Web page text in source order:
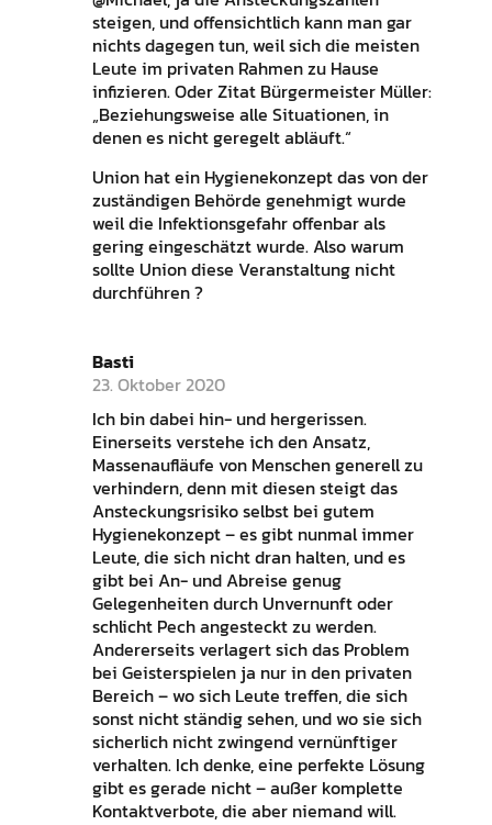
steigen, und offensichtlich kann man gar
nichts dagegen tun, weil sich die meisten
Leute im privaten Rahmen zu Hause
infizieren. Oder Zitat Bürgermeister Müller:
„Beziehungsweise alle Situationen, in
denen es nicht geregelt abläuft.“
Union hat ein Hygienekonzept das von der
zuständigen Behörde genehmigt wurde
weil die Infektionsgefahr offenbar als
gering eingeschätzt wurde. Also warum
sollte Union diese Veranstaltung nicht
durchführen ?
Basti
23. Oktober 2020
Ich bin dabei hin- und hergerissen.
Einerseits verstehe ich den Ansatz,
Massenaufläufe von Menschen generell zu
verhindern, denn mit diesen steigt das
Ansteckungsrisiko selbst bei gutem
Hygienekonzept – es gibt nunmal immer
Leute, die sich nicht dran halten, und es
gibt bei An- und Abreise genug
Gelegenheiten durch Unvernunft oder
schlicht Pech angesteckt zu werden.
Andererseits verlagert sich das Problem
bei Geisterspielen ja nur in den privaten
Bereich – wo sich Leute treffen, die sich
sonst nicht ständig sehen, und wo sie sich
sicherlich nicht zwingend vernünftiger
verhalten. Ich denke, eine perfekte Lösung
gibt es gerade nicht – außer komplette
Kontaktverbote, die aber niemand will.